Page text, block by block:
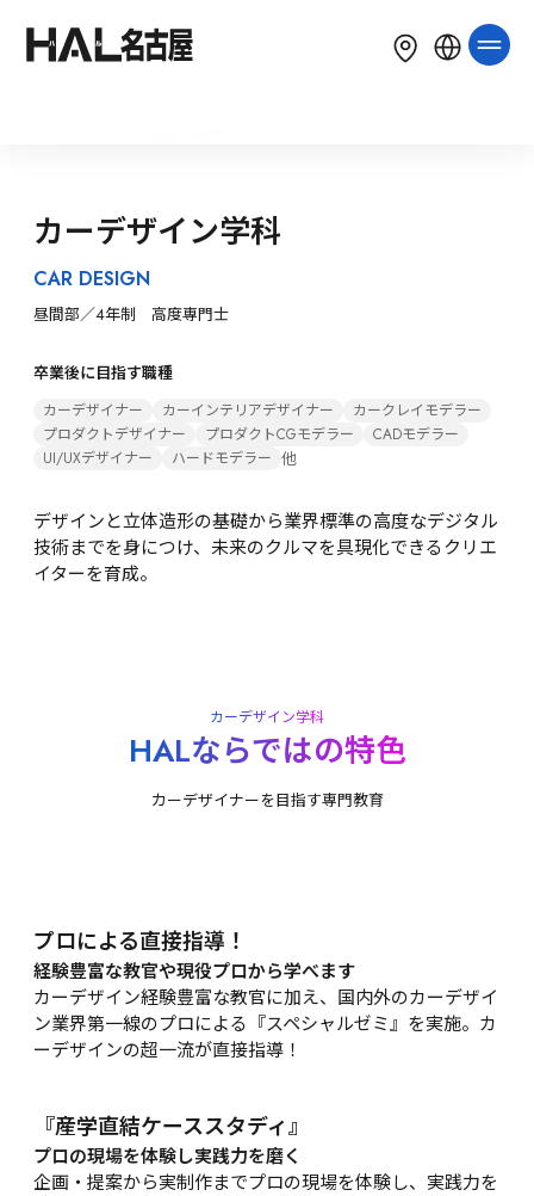
LANGUAGE
カーデザイン学科
CAR DESIGN
昼間部／4年制　高度専門士
卒業後に目指す職種
カーデザイナー カーインテリアデザイナー
カークレイモデラー
プロダクトデザイナー
プロダクトCGモデラー
CADモデラー
UI/UXデザイナー
ハードモデラー 他
デザインと立体造形の基礎から業界標準の高度なデジタル
技術までを身につけ、未来のクルマを具現化できるクリエ
イターを育成。
カーデザイン学科
HALならではの特色
カーデザイナーを目指す専門教育
プロによる直接指導！
経験豊富な教官や現役プロから学べます
カーデザイン経験豊富な教官に加え、国内外のカーデザイ
ン業界第一線のプロによる『スペシャルゼミ』を実施。カ
ーデザインの超一流が直接指導！
『産学直結ケーススタディ』
プロの現場を体験し実践力を磨く
企画・提案から実制作までプロの現場を体験し、実践力を